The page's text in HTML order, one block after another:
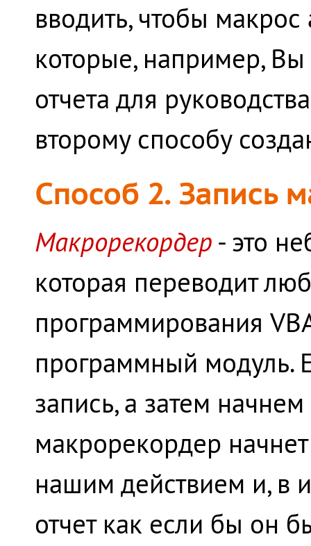
вводить, чтобы
которые, например,
отчета для
второму способу
Способ 2. Запись
Макрорекордер - это
которая переводит
программирования
программный модуль.
запись, а затем
макрорекордер
нашим действием и, в
отчет как если бы он